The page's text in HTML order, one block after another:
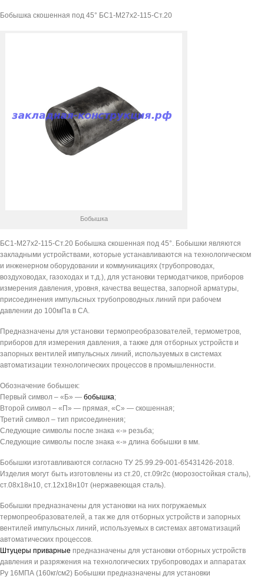
под
Бобышка скошенная под 45° БС1-М27х2-115-Ст.20
Бобышка
БС1-М27х2-115-Ст.20 Бобышка скошенная под 45°. Бобышки являются
закладными устройствами, которые устанавливаются на технологическом
и инженерном оборудовании и коммуникациях (трубопроводах,
воздуховодах, газоходах и т.д.), для установки термодатчиков, приборов
измерения давления, уровня, качества вещества, запорной арматуры,
присоединения импульсных трубопроводных линий при рабочем
давлении до 100мПа в СА.
Предназначены для установки термопреобразователей, термометров,
приборов для измерения давления, а также для отборных устройств и
запорных вентилей импульсных линий, используемых в системах
автоматизации технологических процессов в промышленности.
Обозначение бобышек:
Первый символ – «Б» — бобышка;
Второй символ – «П» — прямая, «С» — скошенная;
Третий символ – тип присоединения;
Следующие символы после знака «-» резьба;
Следующие символы после знака «-» длина бобышки в мм.
Бобышки изготавливаются согласно ТУ 25.99.29-001-65431426-2018.
Изделия могут быть изготовлены из ст.20, ст.09г2с (морозостойкая сталь),
ст.08х18н10, ст.12х18н10т (нержавеющая сталь).
Бобышки предназначены для установки на них погружаемых
термопреобразователей, а так же для отборных устройств и запорных
вентилей импульсных линий, используемых в системах автоматизаций
автоматических процессов.
Штуцеры приварные предназначены для установки отборных устройств
давления и разряжения на технологических трубопроводах и аппаратах
Ру 16МПА (160кг/см2) Бобышки предназначены для установки